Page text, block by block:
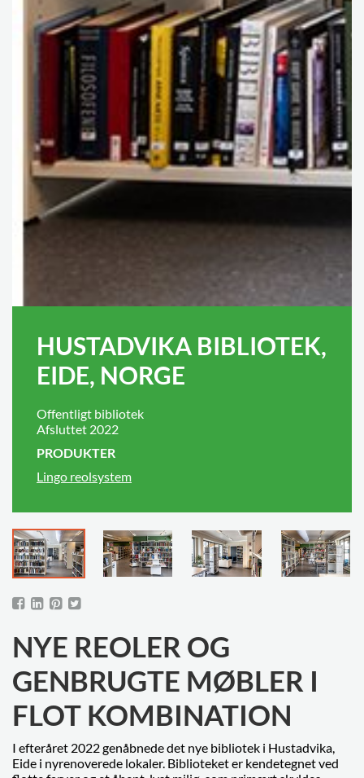
HUSTADVIKA BIBLIOTEK,
EIDE, NORGE
Offentligt bibliotek
Afsluttet 2022
PRODUKTER
Lingo reolsystem
NYE REOLER OG
GENBRUGTE MØBLER I
FLOT KOMBINATION
I efteråret 2022 genåbnede det nye bibliotek i Hustadvika,
Eide i nyrenoverede lokaler. Biblioteket er kendetegnet ved